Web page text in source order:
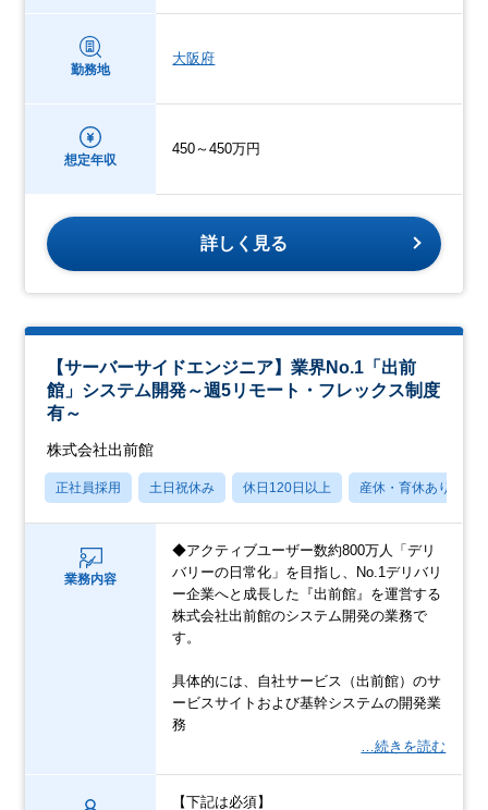
勤務地
大阪府
想定年収
450～450万円
詳しく見る
【サーバーサイドエンジニア】業界No.1「出前
館」システム開発～週5リモート・フレックス制度
有～
株式会社出前館
正社員採用 土日祝休み 休日120日以上 産休・育休あり
業務内容
◆アクティブユーザー数約800万人「デリ
バリーの日常化」を目指し、No.1デリバリ
ー企業へと成長した『出前館』を運営する
株式会社出前館のシステム開発の業務で
す。
具体的には、自社サービス（出前館）のサ
ービスサイトおよび基幹システムの開発業
務
…続きを読む
【下記は必須】